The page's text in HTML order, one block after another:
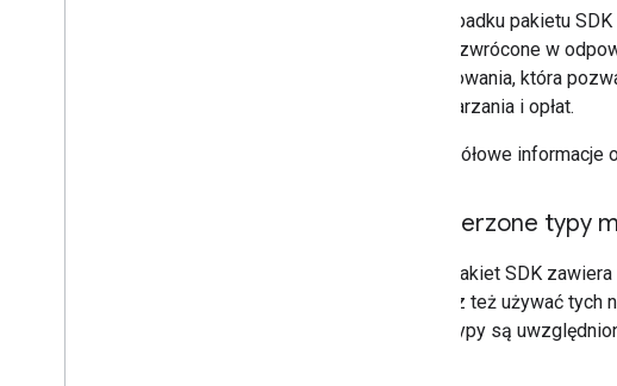
W przypadku pakietu
zostać zwrócone w
projektowania, która
przetwarzania i opłat.
Szczegółowe
Rozszerzone typy
Nowy pakiet SDK
Możesz też używać
Nowe typy są